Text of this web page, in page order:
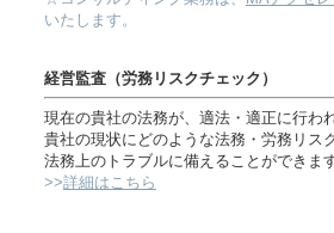
いたします。
経営監査（労務リスクチェック）
現在の貴社の法務が、適法・適正に行わ
貴社の現状にどのような法務・労務リス
法務上のトラブルに備えることができ
>>詳細はこちら